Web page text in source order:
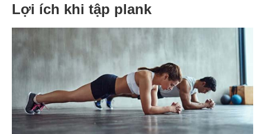
Lợi ích khi tập plank